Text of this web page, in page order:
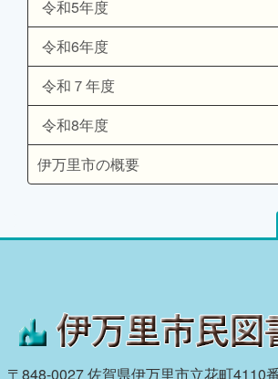
令和5年度
令和6年度
令和７年度
令和8年度
伊万里市の概要
〒848-0027 佐賀県伊万里市立花町4110